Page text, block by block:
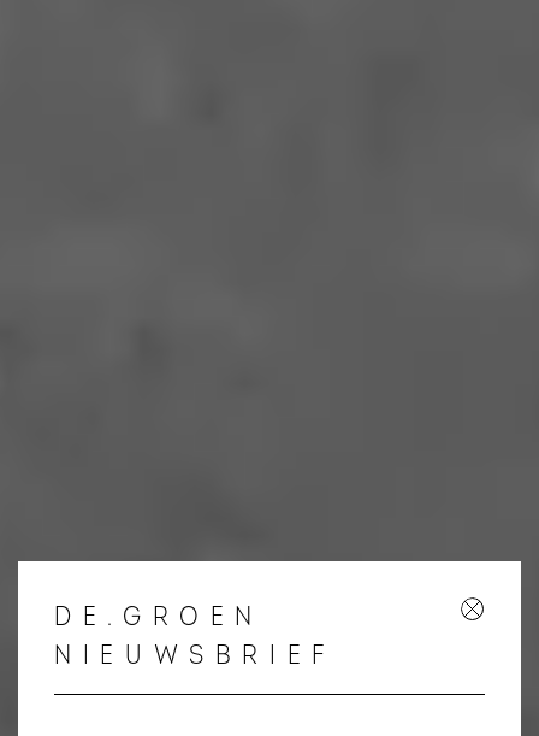
DE.GROEN
NIEUWSBRIEF